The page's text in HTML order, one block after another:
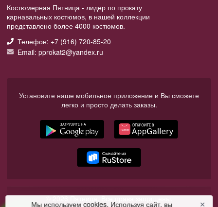
Костюмерная Пятница - лидер по прокату
карнавальных костюмов, в нашей коллекции
представлено более 4000 костюмов.
Телефон: +7 (916) 720-85-20
Email: pprokat2@yandex.ru
Установите наше мобильное приложение и Вы сможете
легко и просто делать заказы.
© 2026 Пятница. Все права защищены.
Мы используем cookies. Используя сайт, вы ✕